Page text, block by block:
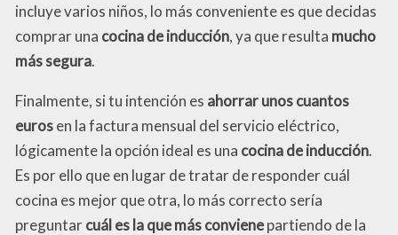
incluye varios niños, lo más conveniente es que decidas
comprar una cocina de inducción, ya que resulta mucho
más segura.
Finalmente, si tu intención es ahorrar unos cuantos
eurosen la factura mensual del servicio eléctrico,
lógicamente la opción ideal es una cocina de inducción.
Es por ello que en lugar de tratar de responder cuál
cocina es mejor que otra, lo más correcto sería
preguntarcuál es la que más convienepartiendo de la